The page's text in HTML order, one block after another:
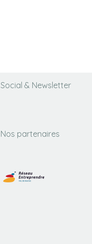
Social & Newsletter
Nos partenaires